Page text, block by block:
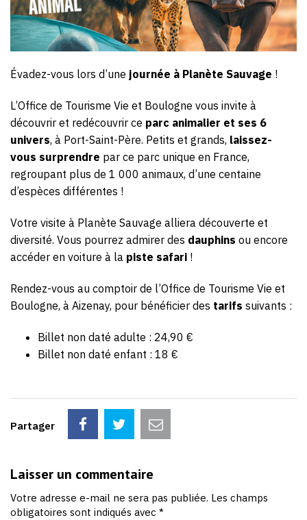
Évadez-vous lors d’une journée à Planète Sauvage !
L’Office de Tourisme Vie et Boulogne vous invite à
découvrir et redécouvrir ce parc animalier et ses 6
univers, à Port-Saint-Père. Petits et grands, laissez-
vous surprendre par ce parc unique en France,
regroupant plus de 1 000 animaux, d’une centaine
d’espèces différentes !
Votre visite à Planète Sauvage alliera découverte et
diversité. Vous pourrez admirer des dauphins ou encore
accéder en voiture à la piste safari !
Rendez-vous au comptoir de l’Office de Tourisme Vie et
Boulogne, à Aizenay, pour bénéficier des tarifs suivants :
Billet non daté adulte : 24,90 €
Billet non daté enfant : 18 €
Partager
Laisser un commentaire
Votre adresse e-mail ne sera pas publiée. Les champs
obligatoires sont indiqués avec *